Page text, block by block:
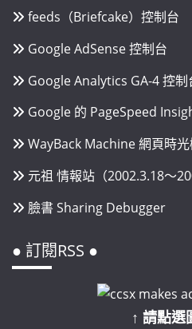
feeds（Briefcake）控制台
Google AdSense 控制台
Google Analytics GA-4 控制
Google 的 PageSpeed
WayBack Machine 網頁時
元祖 情報站（2002.3.18～
臉書 Sharing Debugger
● 訂閱RSS ●
↑ 請點選